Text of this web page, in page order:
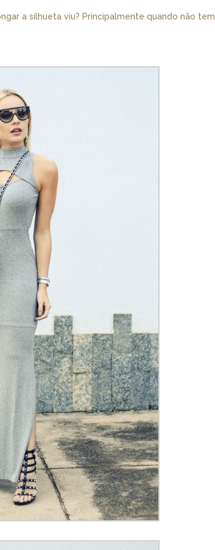
a silhueta viu? Principalmente quando não tem